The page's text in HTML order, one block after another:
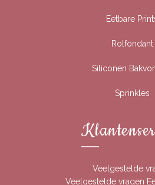
Eetbare
Rolfondant
Siliconen
Sprinkles
Veelgestelde
Veelgestelde vragen